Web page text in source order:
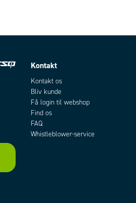
Kontakt
Kontakt os
Bliv kunde
Få login til webshop
Find os
FAQ
Whistleblower-service